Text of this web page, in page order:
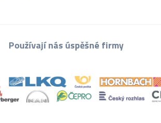
Používají nás úspěšné firmy